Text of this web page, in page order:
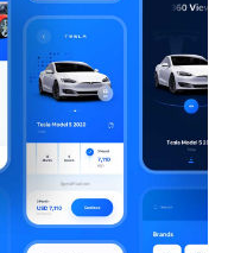
.xd .sketch素材
2022-
素材 2023-04-15
18
素材
2022-09-12